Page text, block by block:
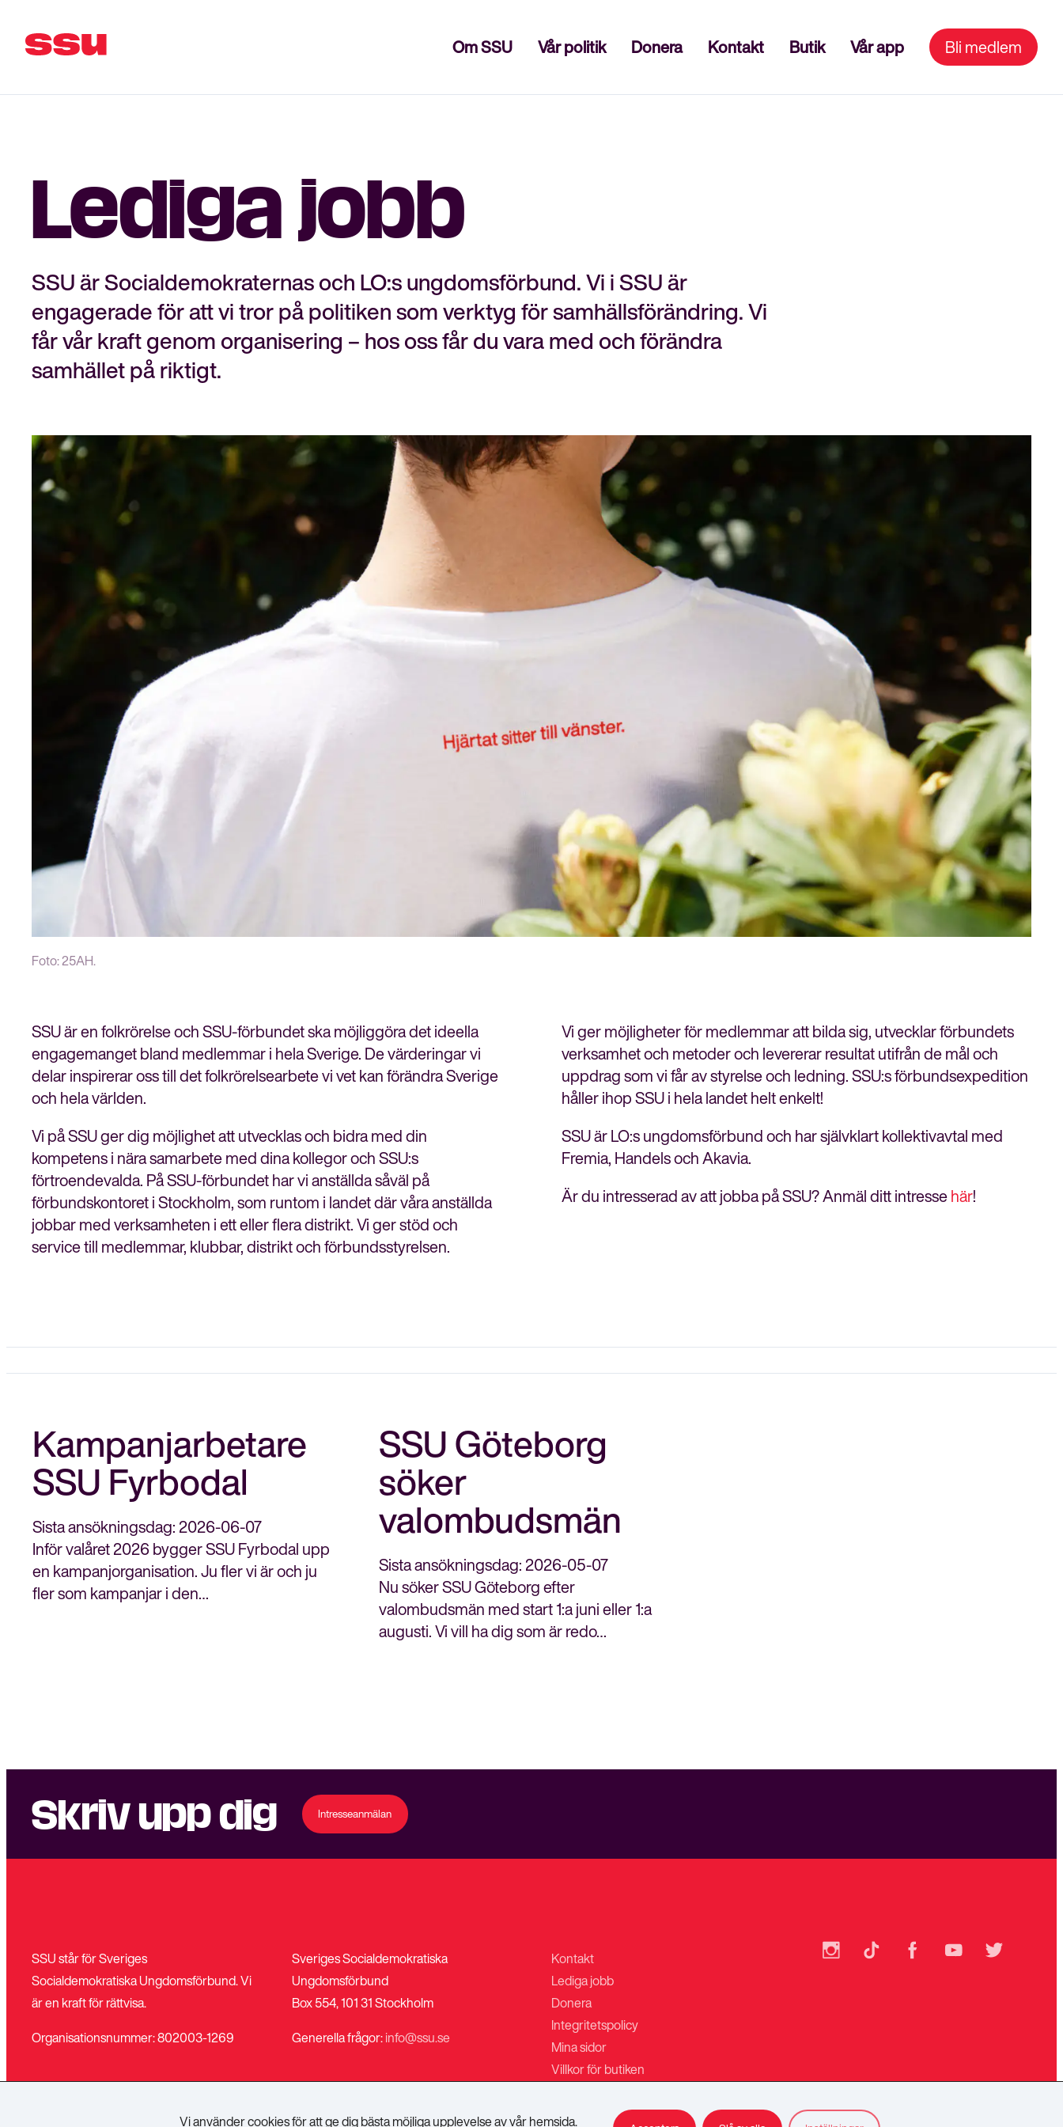
Stäng
Bli medlem
Om SSU Vår politik Donera Kontakt Butik Vår app Bli medlem
Lediga jobb
SSU är Socialdemokraternas och LO:s ungdomsförbund. Vi i SSU är
engagerade för att vi tror på politiken som verktyg för samhällsförändring. Vi
får vår kraft genom organisering – hos oss får du vara med och förändra
samhället på riktigt.
Foto: 25AH.
SSU är en folkrörelse och SSU-förbundet ska möjliggöra det ideella
engagemanget bland medlemmar i hela Sverige. De värderingar vi
delar inspirerar oss till det folkrörelsearbete vi vet kan förändra Sverige
och hela världen.
Vi på SSU ger dig möjlighet att utvecklas och bidra med din
kompetens i nära samarbete med dina kollegor och SSU:s
förtroendevalda. På SSU-förbundet har vi anställda såväl på
förbundskontoret i Stockholm, som runtom i landet där våra anställda
jobbar med verksamheten i ett eller flera distrikt. Vi ger stöd och
service till medlemmar, klubbar, distrikt och förbundsstyrelsen.
Vi ger möjligheter för medlemmar att bilda sig, utvecklar förbundets
verksamhet och metoder och levererar resultat utifrån de mål och
uppdrag som vi får av styrelse och ledning. SSU:s förbundsexpedition
håller ihop SSU i hela landet helt enkelt!
SSU är LO:s ungdomsförbund och har självklart kollektivavtal med
Fremia, Handels och Akavia.
Är du intresserad av att jobba på SSU? Anmäl ditt intressehär!
Kampanjarbetare
SSU Fyrbodal
Sista ansökningsdag: 2026-06-07
Inför valåret 2026 bygger SSU Fyrbodal upp
en kampanjorganisation. Ju fler vi är och ju
fler som kampanjar i den…
SSU Göteborg
söker
valombudsmän
Sista ansökningsdag: 2026-05-07
Nu söker SSU Göteborg efter
valombudsmän med start 1:a juni eller 1:a
augusti. Vi vill ha dig som är redo…
Skriv upp dig Intresseanmälan
SSU står för Sveriges
Socialdemokratiska Ungdomsförbund. Vi
är en kraft för rättvisa.
Organisationsnummer: 802003-1269
Sveriges Socialdemokratiska
Ungdomsförbund
Box 554, 101 31 Stockholm
Generella frågor:info@ssu.se
Kontakt
Lediga jobb
Donera
Integritetspolicy
Mina sidor
Villkor för butiken
SSU
SSU
SSU
Vi använder cookies för att ge dig bästa möjliga upplevelse av vår hemsida.